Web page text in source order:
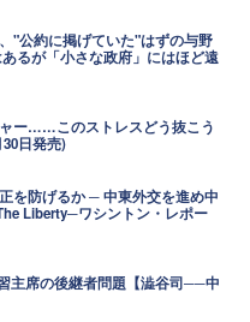
"公約に掲げていた"はずの与野
るが「小さな政府」にはほど遠
ー……このストレスどう抜こう
30日発売)
を防げるか ─ 中東外交を進め中
Liberty─ワシントン・レポー
主席の後継者問題【澁谷司──中